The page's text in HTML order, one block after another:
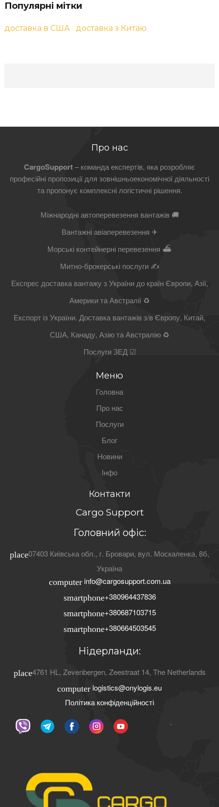
Популярні мітки
доставка в США доставка з Китаю
Про нас
CargoSupport– команда експертів, яка розробляє
професійні пропозиції для зовнішньоекономічної діяльності
та пропонує комплексні логістичні рішення.
Міжнародні автоперевезення вантажів 🚚
Вантажні авіаперевезення ✈
Морські контейнерні перевезення ⛴
Митно-брокерські послуги ✍
Експрес доставка вантажу з України до країн Європи, Азії,
Америки та Австралії ♻
Експорт із України. Доставка вантажів з/в Європу, Китай,
США, Канаду, Азію та Австралію ♻
Послуги ЗЕД ☑
Меню
Головна
Про нас
Послуги
Блог
Новини
Інфо
Контакти
Cargo Support
Головний офіс:
place07403 Київська обл., г. Бровари, вул. Москаленка, 8б,
Україна
computerinfo@cargosupport.com.ua
smartphone+380964437836
smartphone+380687103715
smartphone+380664503545
Нідерланди:
place4761 HL , Zevenbergen, Zeestraat 14, The Netherlands
computer logistics@onylogis.eu
Політика конфіденційності
ʼ